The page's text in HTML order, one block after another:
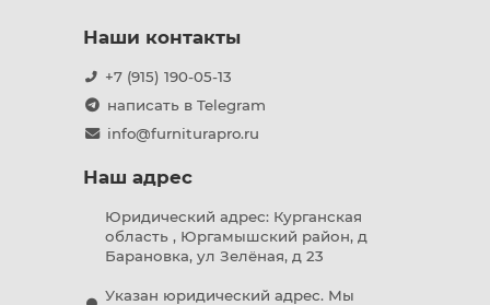
Наши контакты
+7 (915) 190-05-13
написать в Telegram
info@furniturapro.ru
Наш адрес
Юридический адрес: Курганская
область , Юргамышский район, д
Барановка, ул Зелёная, д 23
Указан юридический адрес. Мы